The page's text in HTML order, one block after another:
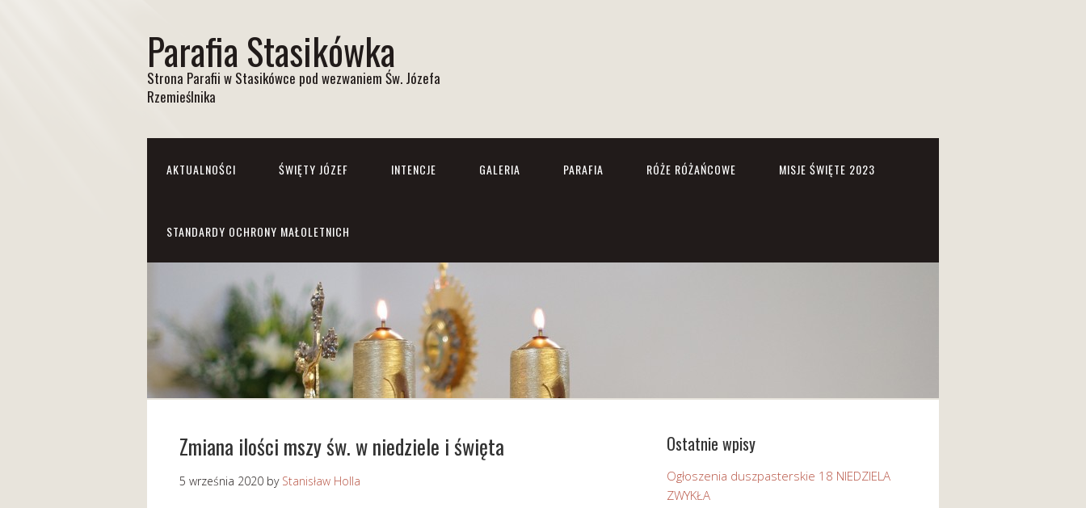
Parafia Stasikówka
Strona Parafii w Stasikówce pod wezwaniem Św. Józefa
Rzemieślnika
AKTUALNOŚCI ŚWIĘTY JÓZEF INTENCJE GALERIA PARAFIA RÓŻE RÓŻAŃCOWE MISJE ŚWIĘTE 2023
STANDARDY OCHRONY MAŁOLETNICH
Zmiana ilości mszy św. w niedziele i święta
5 września 2020 by Stanisław Holla
Ostatnie wpisy
Ogłoszenia duszpasterskie 18 NIEDZIELA
ZWYKŁA